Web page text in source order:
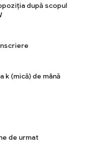
după scopul
k (mică) de mână
de urmat